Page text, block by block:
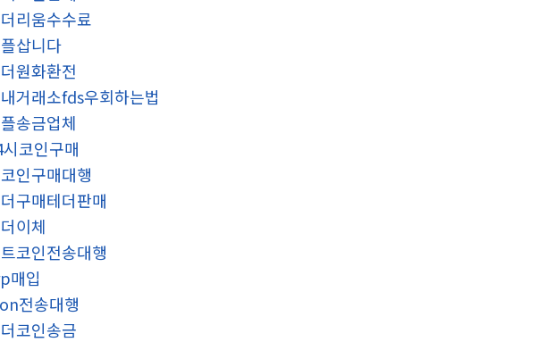
리움수수료
삽니다
원화환전
거래소fds우회하는법
송금업체
코인구매
인구매대행
구매테더판매
이체
코인전송대행
매입
전송대행
코인송금